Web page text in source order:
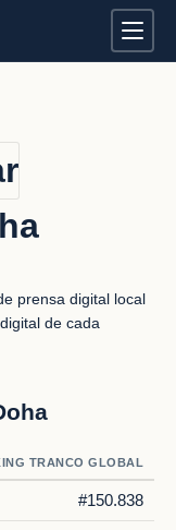
prensa digital local
de cada
TRANCO GLOBAL
#150.838